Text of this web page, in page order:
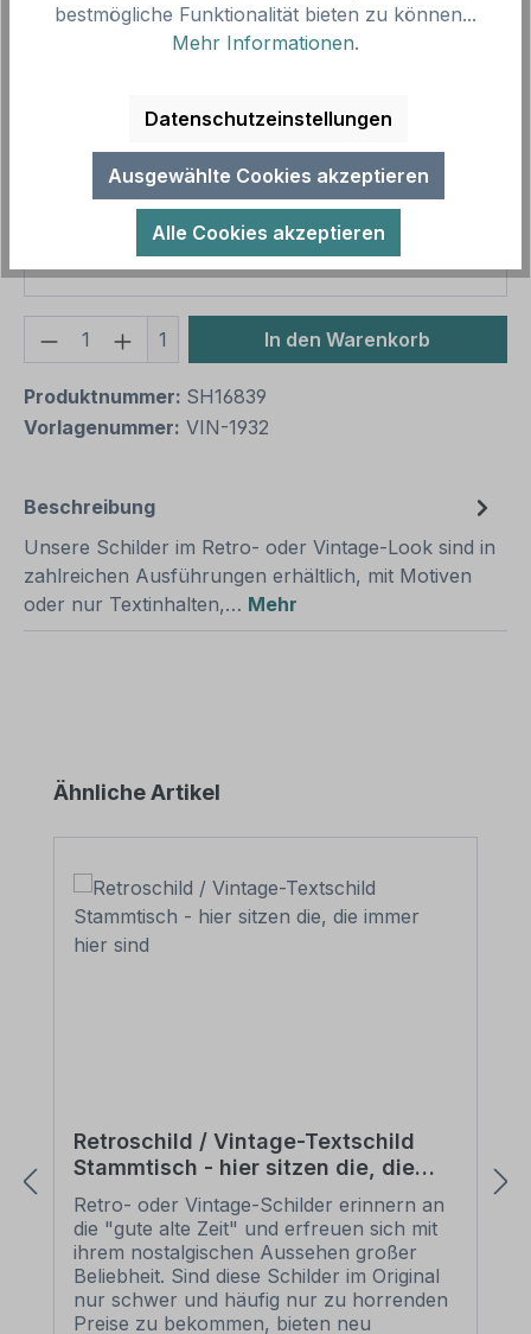
Produktpreis
8,57 €
Zwischensumme
Zusammenfassung
Gesamtpreis
8,57 €
Preise inkl. MwSt. zzgl. Versandkosten
Aufgrund von Neuberechnungen im Warenkorb sind
abweichende Endpreise möglich.
Produkt Anzahl: Gib den
1 In den Warenkorb
Produktnummer: SH16839
Vorlagenummer: VIN-1932
Beschreibung
Unsere Schilder im Retro- oder Vintage-Look sind in
zahlreichen Ausführungen erhältlich, mit Motiven
oder nur Textinhalten,… Mehr
Produktgalerie überspringen
Ähnliche Artikel
Retroschild / Vintage-Textschild
Stammtisch - hier sitzen die, die
immer hier sind
Retro- oder Vintage-Schilder erinnern an
die "gute alte Zeit" und erfreuen sich mit
ihrem nostalgischen Aussehen großer
Beliebheit. Sind diese Schilder im Original
nur schwer und häufig nur zu horrenden
Preise zu bekommen, bieten neu
bestmögliche Funktionalität bieten zu können...
Mehr Informationen.
Datenschutzeinstellungen
Ausgewählte Cookies akzeptieren
Alle Cookies akzeptieren